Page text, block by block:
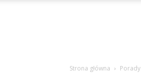
Strona główna Porady